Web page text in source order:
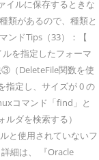
イルに保存するときな
類があるので、種類と
ンドTips（33）：【
を指定したフォーマ
（DeleteFile関数を使
指定し、サイズが 0 の
コマンド「find」と
ダを検索する）
と使用されていないフ
細は、 『Oracle